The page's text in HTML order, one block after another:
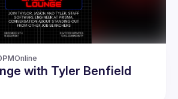
Online
with Tyler Benfield